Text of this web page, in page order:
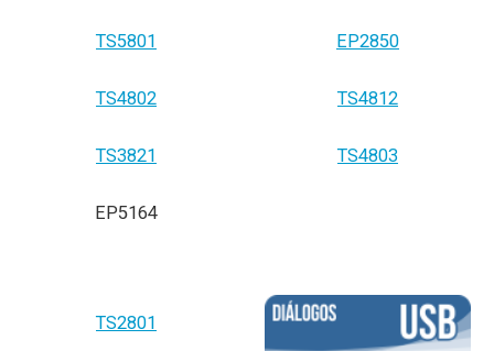
TS5801
TS4802
TS3821
EP5164
EP2850
TS4812
TS4803
TS2801